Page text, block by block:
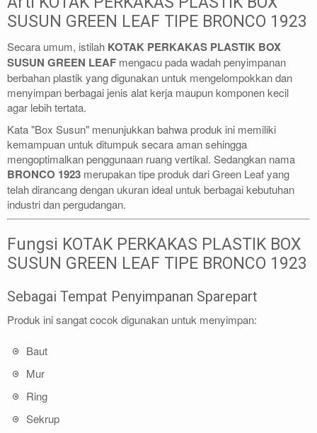
SUSUN GREEN LEAF TIPE BRONCO 1923
Secara umum, istilah KOTAK PERKAKAS PLASTIK BOX
SUSUN GREEN LEAF mengacu pada wadah penyimpanan
berbahan plastik yang digunakan untuk mengelompokkan dan
menyimpan berbagai jenis alat kerja maupun komponen kecil
agar lebih tertata.
Kata "Box Susun" menunjukkan bahwa produk ini memiliki
kemampuan untuk ditumpuk secara aman sehingga
mengoptimalkan penggunaan ruang vertikal. Sedangkan nama
BRONCO 1923 merupakan tipe produk dari Green Leaf yang
telah dirancang dengan ukuran ideal untuk berbagai kebutuhan
industri dan pergudangan.
Fungsi KOTAK PERKAKAS PLASTIK BOX
SUSUN GREEN LEAF TIPE BRONCO 1923
Sebagai Tempat Penyimpanan Sparepart
Produk ini sangat cocok digunakan untuk menyimpan:
Baut
Mur
Ring
Sekrup